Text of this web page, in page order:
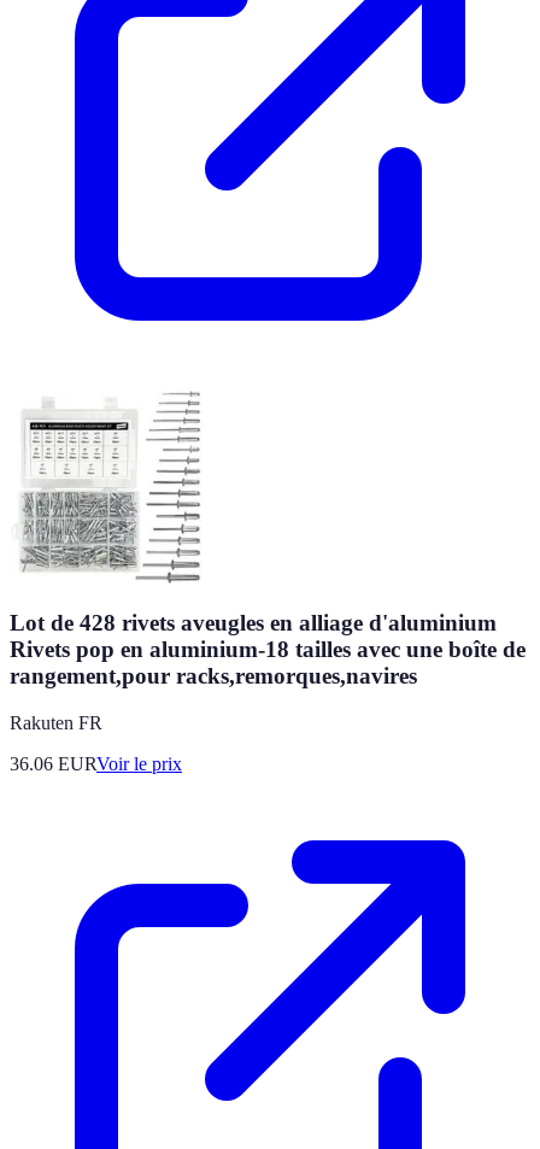
Lot de 428 rivets aveugles en alliage d'aluminium
Rivets pop en aluminium-18 tailles avec une boîte de
rangement,pour racks,remorques,navires
Rakuten FR
36.06 EURVoir le prix